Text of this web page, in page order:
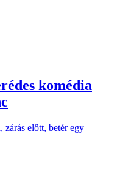
komédia
zárás előtt, betér egy